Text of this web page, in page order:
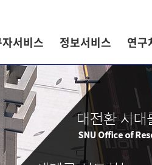
서비스 정보서비스 연구